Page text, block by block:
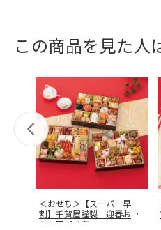
この商品を見た人
＜おせち＞【スーパー早
割】千賀屋謹製 迎春おせ
ち料理「千富